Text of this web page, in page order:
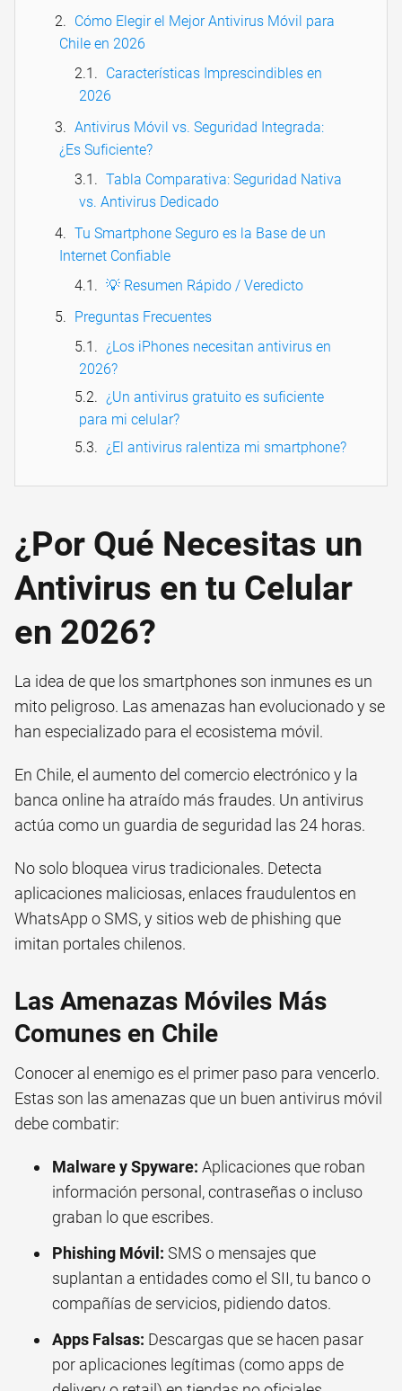
Cómo Elegir el Mejor Antivirus Móvil para
Chile en 2026
Características Imprescindibles en
2026
Antivirus Móvil vs. Seguridad Integrada:
¿Es Suficiente?
Tabla Comparativa: Seguridad Nativa
vs. Antivirus Dedicado
Tu Smartphone Seguro es la Base de un
Internet Confiable
💡 Resumen Rápido / Veredicto
Preguntas Frecuentes
¿Los iPhones necesitan antivirus en
2026?
¿Un antivirus gratuito es suficiente
para mi celular?
¿El antivirus ralentiza mi smartphone?
¿Por Qué Necesitas un
Antivirus en tu Celular
en 2026?
La idea de que los smartphones son inmunes es un
mito peligroso. Las amenazas han evolucionado y se
han especializado para el ecosistema móvil.
En Chile, el aumento del comercio electrónico y la
banca online ha atraído más fraudes. Un antivirus
actúa como un guardia de seguridad las 24 horas.
No solo bloquea virus tradicionales. Detecta
aplicaciones maliciosas, enlaces fraudulentos en
WhatsApp o SMS, y sitios web de phishing que
imitan portales chilenos.
Las Amenazas Móviles Más
Comunes en Chile
Conocer al enemigo es el primer paso para vencerlo.
Estas son las amenazas que un buen antivirus móvil
debe combatir:
Malware y Spyware: Aplicaciones que roban
información personal, contraseñas o incluso
graban lo que escribes.
Phishing Móvil: SMS o mensajes que
suplantan a entidades como el SII, tu banco o
compañías de servicios, pidiendo datos.
Apps Falsas: Descargas que se hacen pasar
por aplicaciones legítimas (como apps de